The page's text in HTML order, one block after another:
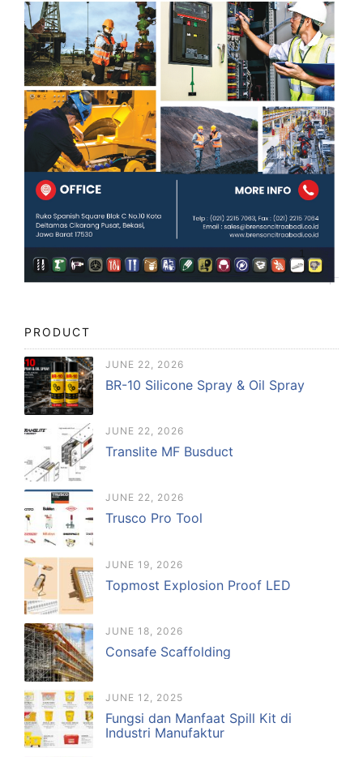
PRODUCT
JUNE 22, 2026
BR-10 Silicone Spray & Oil Spray
JUNE 22, 2026
Translite MF Busduct
JUNE 22, 2026
Trusco Pro Tool
JUNE 19, 2026
Topmost Explosion Proof LED
JUNE 18, 2026
Consafe Scaffolding
JUNE 12, 2025
Fungsi dan Manfaat Spill Kit di
Industri Manufaktur